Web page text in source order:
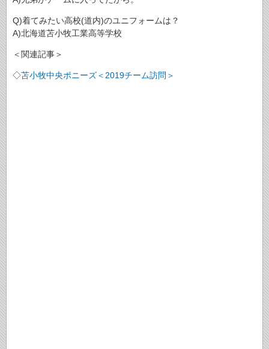
Q)着てみたい高校(道内)のユニフォームは？
A)北海道苫小牧工業高等学校
＜関連記事＞
◇苫小牧中央ポニーズ＜2019チーム訪問＞